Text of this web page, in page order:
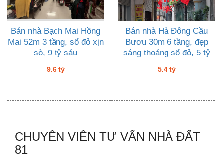
Bán nhà Bạch Mai Hồng
Mai 52m 3 tầng, sổ đỏ xịn
sò, 9 tỷ sáu
9.6 tỷ
Bán nhà Hà Đông Cầu
Bươu 30m 6 tầng, đẹp
sáng thoáng sổ đỏ, 5 tỷ
5.4 tỷ
CHUYÊN VIÊN TƯ VẤN NHÀ ĐẤT
81